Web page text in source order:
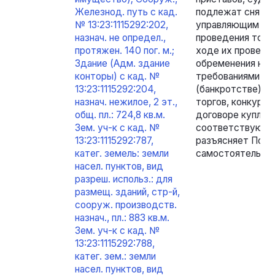
Железнод. путь с кад.
№ 13:23:1115292:202,
назнач. не определ.,
протяжен. 140 пог. м.;
Здание (Адм. здание
конторы) с кад. №
13:23:1115292:204,
назнач. нежилое, 2 эт.,
общ. пл.: 724,8 кв.м.
Зем. уч-к с кад. №
13:23:1115292:787,
катег. земель: земли
насел. пунктов, вид
разреш. использ.: для
размещ. зданий, стр-й,
сооруж. производств.
назнач., пл.: 883 кв.м.
Зем. уч-к с кад. №
13:23:1115292:788,
катег. зем.: земли
насел. пунктов, вид
подлежат
управляющим в
проведения
ходе их
обременения не
требованиями ч.
(банкротстве)»,
торгов,
договоре купли-
разъясняет